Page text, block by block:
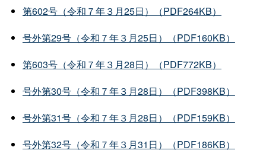
第602号（令和７年３月25日）（PDF264KB）
号外第29号（令和７年３月25日）（PDF160KB）
第603号（令和７年３月28日）（PDF772KB）
号外第30号（令和７年３月28日）（PDF398KB）
号外第31号（令和７年３月28日）（PDF159KB）
号外第32号（令和７年３月31日）（PDF186KB）